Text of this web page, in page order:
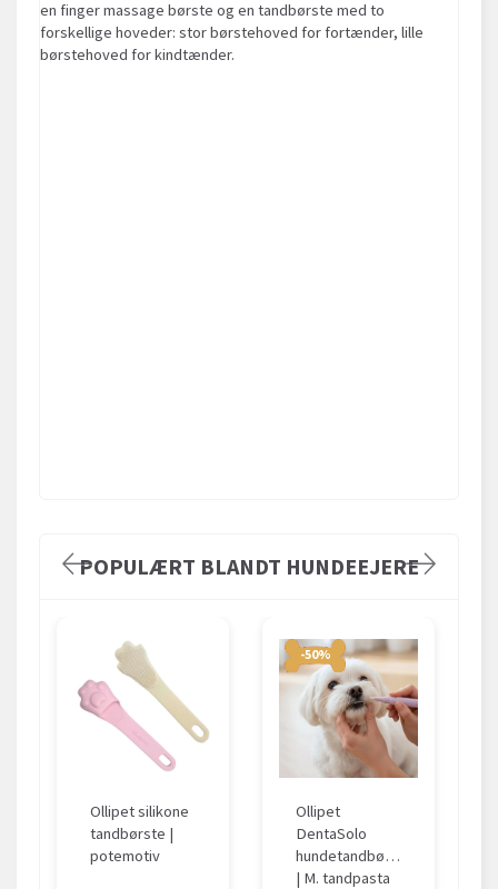
en fingermassage børste og en tandbørste med to
forskellige hoveder: storbørstehoved forfortænder, lille
børstehoved forkindtænder.
POPULÆRT BLANDT HUNDEEJERE
Ollipet silikone
tandbørste |
potemotiv
-50%
Ollipet
DentaSolo
hundetandbørste
| M. tandpasta